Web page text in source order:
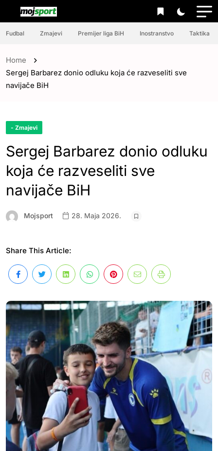
Fudbal Zmajevi Premijer liga BiH Inostranstvo Taktika
Home
Sergej Barbarez donio odluku koja će razveseliti sve
navijače BiH
- Zmajevi
Sergej Barbarez donio odluku
koja će razveseliti sve
navijače BiH
Mojsport 28. Maja 2026.
Share This Article: